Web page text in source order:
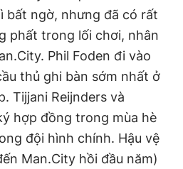
bất ngờ, nhưng đã có rất
phất trong lối chơi, nhân
Phil Foden đi vào
thủ ghi bàn sớm nhất ở
Tijjani Reijnders và
hợp đồng trong mùa hè
đội hình chính. Hậu vệ
Man.City hồi đầu năm)